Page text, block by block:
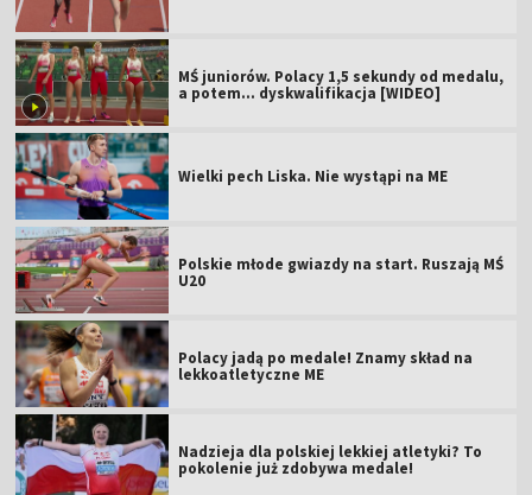
MŚ juniorów. Polacy 1,5 sekundy od medalu,
a potem... dyskwalifikacja [WIDEO]
Wielki pech Liska. Nie wystąpi na ME
Polskie młode gwiazdy na start. Ruszają MŚ
U20
Polacy jadą po medale! Znamy skład na
lekkoatletyczne ME
Nadzieja dla polskiej lekkiej atletyki? To
pokolenie już zdobywa medale!